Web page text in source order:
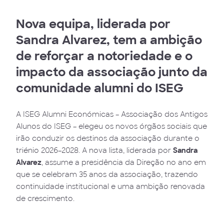
Nova equipa, liderada por
Sandra Alvarez, tem a ambição
de reforçar a notoriedade e o
impacto da associação junto da
comunidade alumni do ISEG
A ISEG Alumni Económicas – Associação dos Antigos
Alunos do ISEG – elegeu os novos órgãos sociais que
irão conduzir os destinos da associação durante o
triénio 2026–2028. A nova lista, liderada por Sandra
Alvarez, assume a presidência da Direção no ano em
que se celebram 35 anos da associação, trazendo
continuidade institucional e uma ambição renovada
de crescimento.